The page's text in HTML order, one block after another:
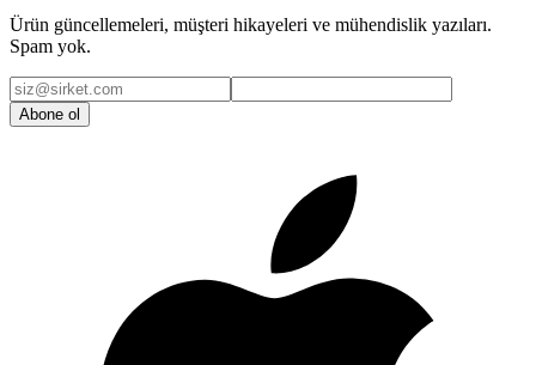
Ürün güncellemeleri, müşteri hikayeleri ve mühendislik yazıları.
Spam yok.
Abone ol